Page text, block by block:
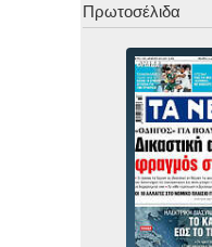
Πρωτοσέλιδα